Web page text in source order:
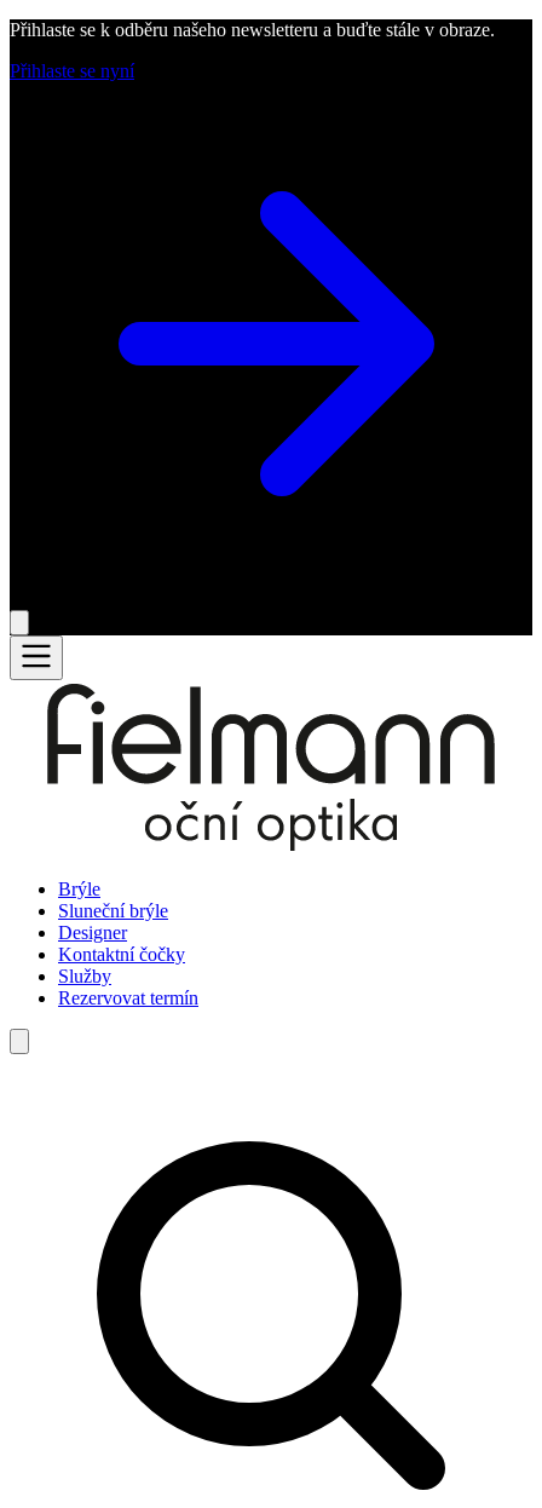
Přihlaste se k odběru našeho newsletteru a buďte stále v obraze.
Přihlaste se nyní
Brýle
Sluneční brýle
Designer
Kontaktní čočky
Služby
Rezervovat termín